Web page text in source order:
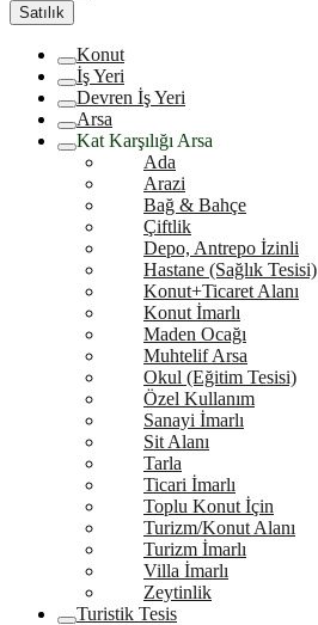
Satılık
Konut
İş Yeri
Devren İş Yeri
Arsa
Kat Karşılığı Arsa
Ada
Arazi
Bağ & Bahçe
Çiftlik
Depo, Antrepo İzinli
Hastane (Sağlık Tesisi)
Konut+Ticaret Alanı
Konut İmarlı
Maden Ocağı
Muhtelif Arsa
Okul (Eğitim Tesisi)
Özel Kullanım
Sanayi İmarlı
Sit Alanı
Tarla
Ticari İmarlı
Toplu Konut İçin
Turizm/Konut Alanı
Turizm İmarlı
Villa İmarlı
Zeytinlik
Turistik Tesis